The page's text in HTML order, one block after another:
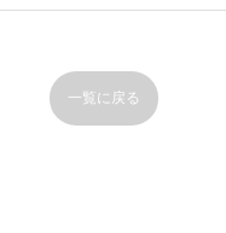
一覧に戻る